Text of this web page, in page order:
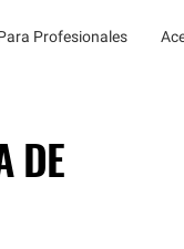
Profesionales
DE